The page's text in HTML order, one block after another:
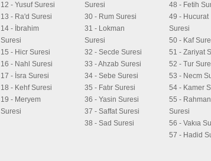
12 - Yusuf Suresi
13 - Ra'd Suresi
14 - İbrahim
Suresi
15 - Hicr Suresi
16 - Nahl Suresi
17 - İsra Suresi
18 - Kehf Suresi
19 - Meryem
Suresi
Suresi
30 - Rum Suresi
31 - Lokman
Suresi
32 - Secde Suresi
33 - Ahzab Suresi
34 - Sebe Suresi
35 - Fatır Suresi
36 - Yasin Suresi
37 - Saffat Suresi
38 - Sad Suresi
48 - Fetih
49 - Hucurat
Suresi
50 - Kaf
51 - Zariyat
52 - Tur
53 - Necm
54 - Kamer
55 - Rahman
Suresi
56 - Vakıa
57 - Hadid